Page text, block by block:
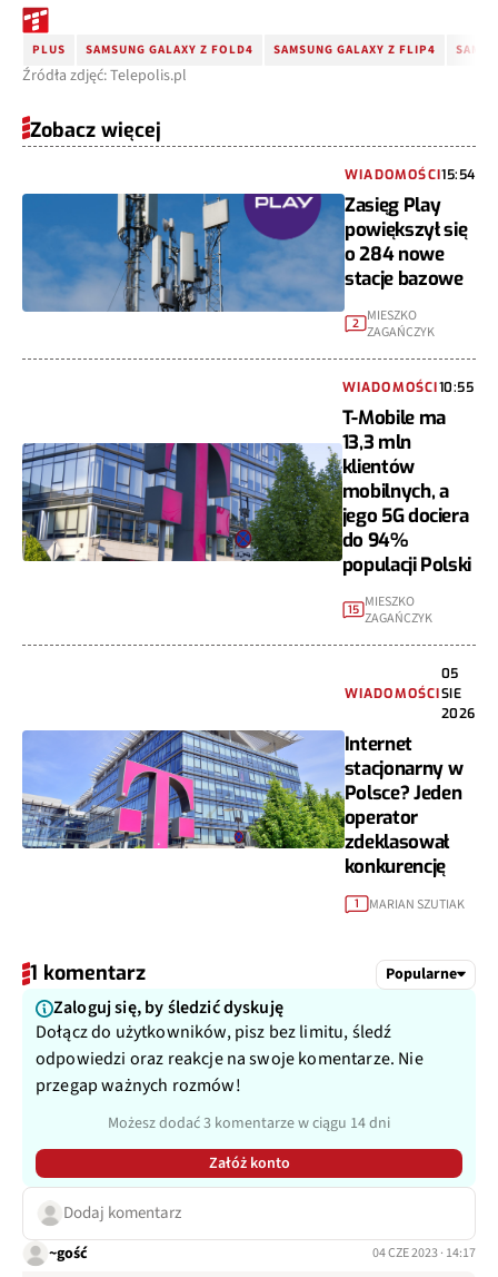
PLUS SAMSUNG GALAXY Z FOLD4 SAMSUNG GALAXY Z FLIP4
Źródła zdjęć: Telepolis.pl
Zobacz więcej
WIADOMOŚCI15:54
Zasięg Play
powiększył się
o 284 nowe
stacje bazowe
2
MIESZKO
ZAGAŃCZYK
WIADOMOŚCI10:55
T-Mobile ma
13,3 mln
klientów
mobilnych, a
jego 5G dociera
do 94%
populacji Polski
15 MIESZKO
ZAGAŃCZYK
WIADOMOŚCI
05
SIE
2026
Internet
stacjonarny w
Polsce? Jeden
operator
zdeklasował
konkurencję
1 MARIAN SZUTIAK
1 komentarz Popularne
Zaloguj się, by śledzić dyskuję
Dołącz do użytkowników, pisz bez limitu, śledź
odpowiedzi oraz reakcje na swoje komentarze. Nie
przegap ważnych rozmów!
Możesz dodać 3 komentarze w ciągu 14 dni
Załóż konto
Dodaj komentarz
~gość 04 CZE 2023 · 14:17